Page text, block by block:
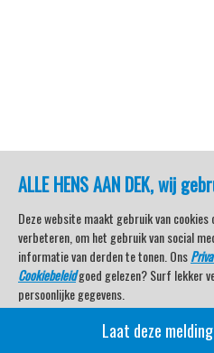
ALLE HENS AAN DEK, wij
Deze website maakt gebruik van
verbeteren, om het gebruik van social
informatie van derden te tonen. Ons
Cookiebeleidgoed gelezen? Surf lekker
persoonlijke gegevens.
Veel kijkplezier met Watersport TV
Laat deze